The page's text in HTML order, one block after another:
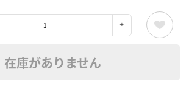
在庫がありません